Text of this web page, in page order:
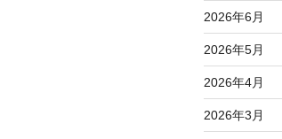
2026年6月
2026年5月
2026年4月
2026年3月